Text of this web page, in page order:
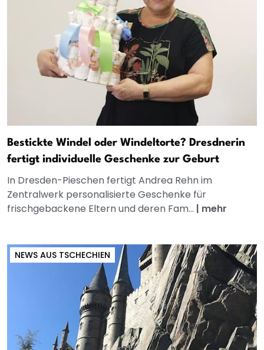
Bestickte Windel oder Windeltorte? Dresdnerin
fertigt individuelle Geschenke zur Geburt
In Dresden-Pieschen fertigt Andrea Rehn im
Zentralwerk personalisierte Geschenke für
frischgebackene Eltern und deren Fam... | mehr
NEWS AUS TSCHECHIEN